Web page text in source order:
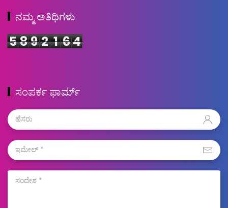
ನಮ್ಮ ಅತಿಥಿಗಳು
589 2 1 64
ಸಂಪರ್ಕ ಫಾರ್ಮ್